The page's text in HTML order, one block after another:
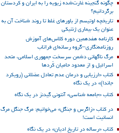
چگونه گنجینه غارت‌شده زیویه را به ایران و کردستان
برگردانیم؟
تاریخچه اوتیسم از باورهای غلط تا روند شناخت آن به
عنوان یک بیماری ژنتیکی
کارنامه هفدهمین دوره کلاس‌های آموزش
روزنامه‌نگاری–گروه رسانه‌ای فراتاب
مرگ ناگهانی دشمن سرسخت جمهوری اسلامی، متحد
اسرائیل و از معدود حامیان کُردها
کتاب «ارزیابی و درمان عدم تعادل عضلانی (رویکرد
جاندا)» در یک نگاه
کتاب «جامعه شناسی» آنتونی گیدنز در یک نگاه
در کتاب «زاگرس و جنگل» می‌خوانیم: مرگ جنگل مرگ
انسانیت است!
کتاب «رساله در تاریخ ادیان» در یک نگاه